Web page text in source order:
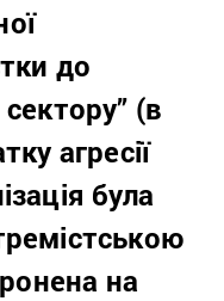
до
(в
агресії
була
на